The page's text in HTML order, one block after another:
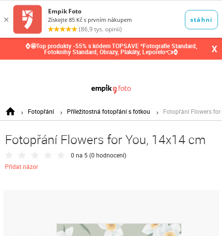
⌚🤩Top produkty -55% s kódem TOPSAVE *Fotografie Standard,
Fotoknihy Standard, Obrazy, Plakáty, Leporelo👈⌚ X
Fotopřání Příležitostná fotopřání s fotkou Fotopřání Flowers for
Fotopřání Flowers for You, 14x14 cm
0 na 5 (0 hodnocení)
Přidat názor